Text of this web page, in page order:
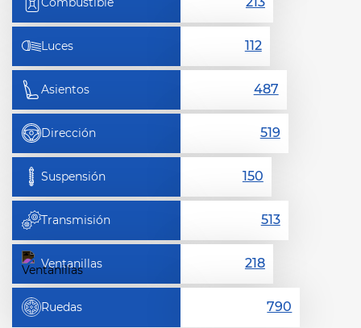
Luces
Asientos
Dirección
Suspensión
Transmisión
Ventanillas
Ruedas